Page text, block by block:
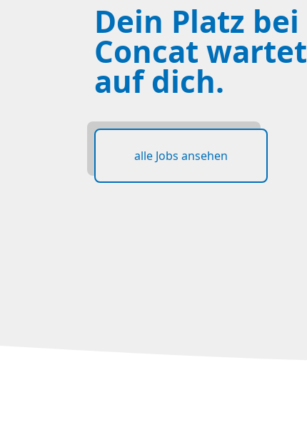
Dein Platz bei
Concat wartet
auf dich.
alle Jobs ansehen